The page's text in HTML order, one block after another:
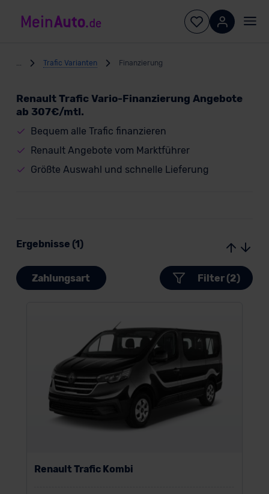
Trafic Varianten Finanzierung
Renault Trafic Vario-Finanzierung Angebote
ab 307€/mtl.
Bequem alle Trafic finanzieren
Renault Angebote vom Marktführer
Größte Auswahl und schnelle Lieferung
Ergebnisse (1)
Zahlungsart Filter (2)
Renault Trafic Kombi